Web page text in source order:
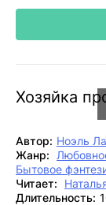
Хозяйка
Автор: Ноэль
Жанр:
Бытовое
Читает:
Длительность: